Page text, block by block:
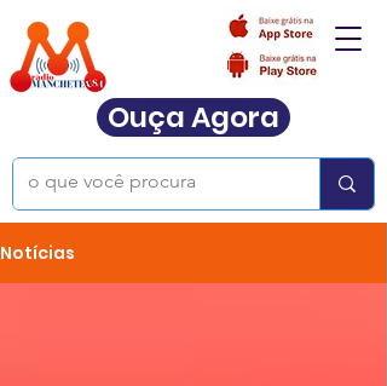
Ouça Agora
Notícias